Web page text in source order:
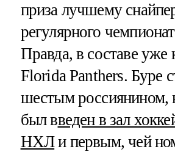
приза лучшему
регулярного
Правда, в составе уже
Florida Panthers. Буре
шестым россиянином,
был введен в зал
НХЛи первым, чей